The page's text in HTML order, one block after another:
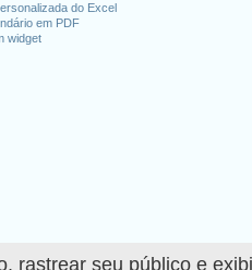
rastrear seu público e
do Excel
em PDF
widget